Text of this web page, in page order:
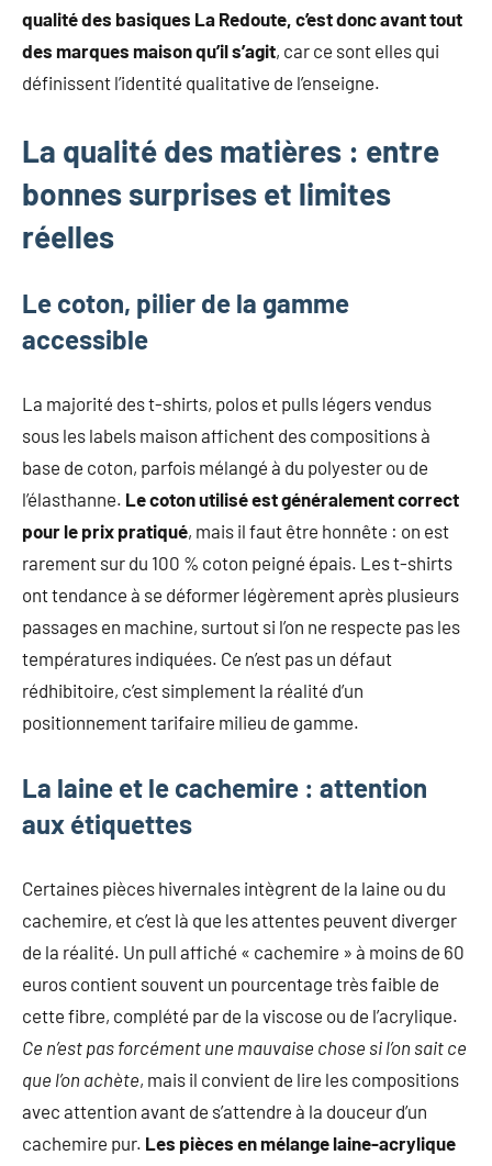
qualité des basiques La Redoute, c’est donc avant tout
des marques maison qu’il s’agit, car ce sont elles qui
définissent l’identité qualitative de l’enseigne.
La qualité des matières : entre
bonnes surprises et limites
réelles
Le coton, pilier de la gamme
accessible
La majorité des t-shirts, polos et pulls légers vendus
sous les labels maison affichent des compositions à
base de coton, parfois mélangé à du polyester ou de
l’élasthanne. Le coton utilisé est généralement correct
pour le prix pratiqué, mais il faut être honnête : on est
rarement sur du 100 % coton peigné épais. Les t-shirts
ont tendance à se déformer légèrement après plusieurs
passages en machine, surtout si l’on ne respecte pas les
températures indiquées. Ce n’est pas un défaut
rédhibitoire, c’est simplement la réalité d’un
positionnement tarifaire milieu de gamme.
La laine et le cachemire : attention
aux étiquettes
Certaines pièces hivernales intègrent de la laine ou du
cachemire, et c’est là que les attentes peuvent diverger
de la réalité. Un pull affiché « cachemire » à moins de 60
euros contient souvent un pourcentage très faible de
cette fibre, complété par de la viscose ou de l’acrylique.
Ce n’est pas forcément une mauvaise chose si l’on sait ce
que l’on achète, mais il convient de lire les compositions
avec attention avant de s’attendre à la douceur d’un
cachemire pur. Les pièces en mélange laine-acrylique